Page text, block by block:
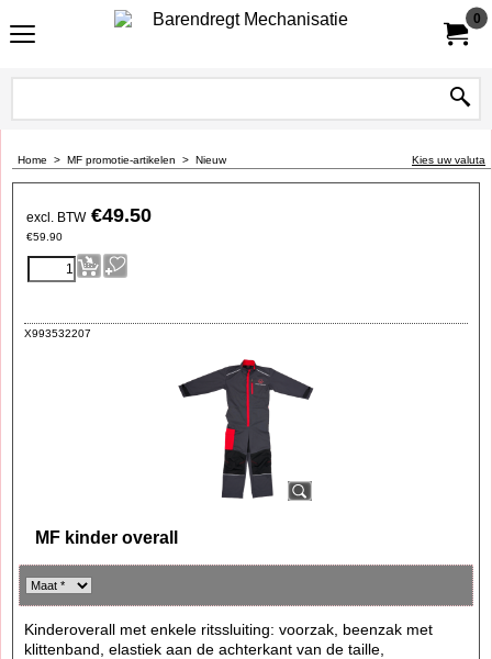
0
Home > MF promotie-artikelen > Nieuw Kies uw valuta
excl. BTW €49.50
€59.90
X993532207
MF kinder overall
Kinderoverall met enkele ritssluiting: voorzak, beenzak met
klittenband, elastiek aan de achterkant van de taille,